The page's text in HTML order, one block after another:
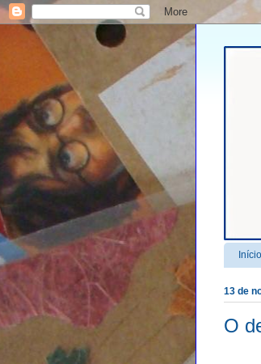
Início
13 de
O